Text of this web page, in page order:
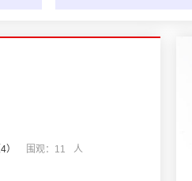
围观： 11 人